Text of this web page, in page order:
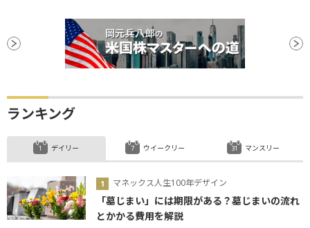
ランキング
デイリー
マネックス人生100年デザイン
「墓じまい」には期限がある？墓じまいの流れ
とかかる費用を解説
ウイークリー マンスリー